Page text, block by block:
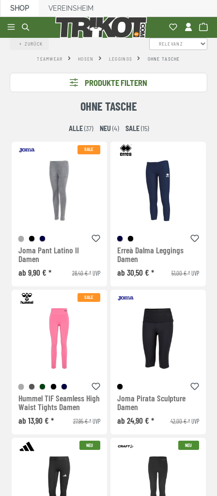
springen
SHOP VEREINSHEIM
ZURÜCK
TEAMWEAR HOSEN LEGGINGS OHNE TASCHE
PRODUKTE FILTERN
OHNE TASCHE
ALLE(37) NEU (4) SALE(15)
SALE
Joma Pant Latino II
Damen
ab 9,90 € *
28,40 € *UVP
Erreà Dalma Leggings
Damen
ab 30,50 € *
51,00 € *UVP
SALE
Hummel TIF Seamless High
Waist Tights Damen
ab 13,90 € *
27,95 € *UVP
Joma Pirata Sculpture
Damen
ab 24,90 € *
42,00 € *UVP
NEU NEU